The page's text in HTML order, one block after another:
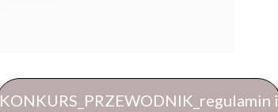
KONKURS_PRZEWODNIK_regulamin i